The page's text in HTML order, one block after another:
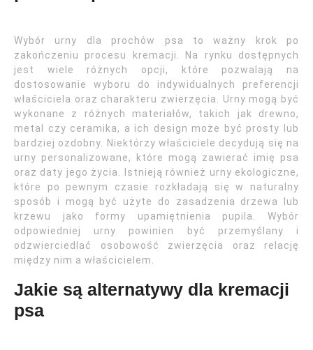
Wybór urny dla prochów psa to ważny krok po
zakończeniu procesu kremacji. Na rynku dostępnych
jest wiele różnych opcji, które pozwalają na
dostosowanie wyboru do indywidualnych preferencji
właściciela oraz charakteru zwierzęcia. Urny mogą być
wykonane z różnych materiałów, takich jak drewno,
metal czy ceramika, a ich design może być prosty lub
bardziej ozdobny. Niektórzy właściciele decydują się na
urny personalizowane, które mogą zawierać imię psa
oraz daty jego życia. Istnieją również urny ekologiczne,
które po pewnym czasie rozkładają się w naturalny
sposób i mogą być użyte do zasadzenia drzewa lub
krzewu jako formy upamiętnienia pupila. Wybór
odpowiedniej urny powinien być przemyślany i
odzwierciedlać osobowość zwierzęcia oraz relację
między nim a właścicielem.
Jakie są alternatywy dla kremacji
psa